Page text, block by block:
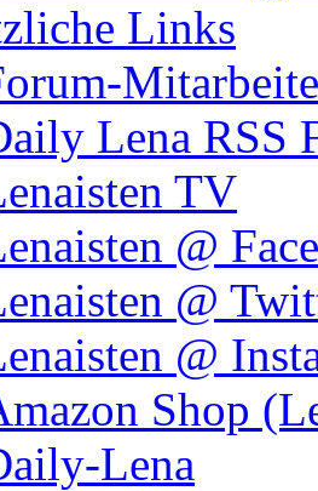
Links
Lena RSS
TV
@
@
@
Shop
Lena